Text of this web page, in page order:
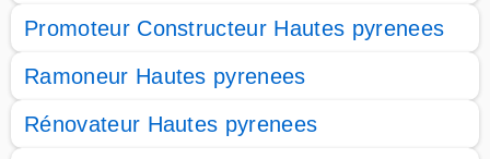
Promoteur Constructeur Hautes pyrenees
Ramoneur Hautes pyrenees
Rénovateur Hautes pyrenees